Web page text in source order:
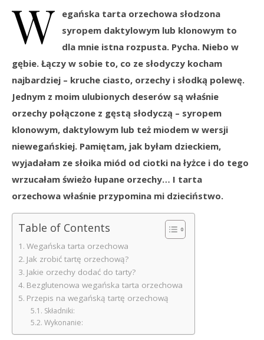
W
egańska tarta orzechowa słodzona
syropem daktylowym lub klonowym to
dla mnie istna rozpusta. Pycha. Niebo w
gębie. Łączy w sobie to, co ze słodyczy kocham
najbardziej – kruche ciasto, orzechy i słodką polewę.
Jednym z moim ulubionych deserów są właśnie
orzechy połączone z gęstą słodyczą – syropem
klonowym, daktylowym lub też miodem w wersji
niewegańskiej. Pamiętam, jak byłam dzieckiem,
wyjadałam ze słoika miód od ciotki na łyżce i do tego
wrzucałam świeżo łupane orzechy… I tarta
orzechowa właśnie przypomina mi dzieciństwo.
Table of Contents
Wegańska tarta orzechowa
Jak zrobić tartę orzechową?
Jakie orzechy dodać do tarty?
Bezglutenowa wegańska tarta orzechowa
Przepis na wegańską tartę orzechową
Składniki:
Wykonanie: